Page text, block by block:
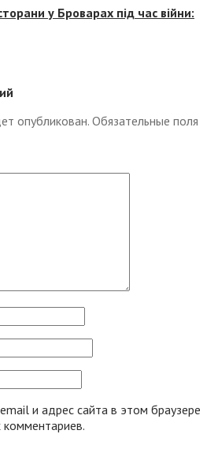
у Броварах під час війни:
опубликован. Обязательные поля
и адрес сайта в этом браузере